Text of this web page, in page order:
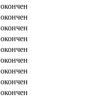
окончен
окончен
окончен
окончен
окончен
окончен
окончен
окончен
окончен